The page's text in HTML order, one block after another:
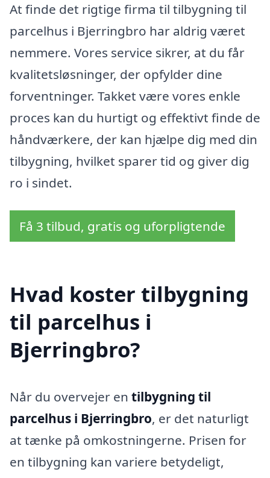
At finde det rigtige firma til tilbygning til
parcelhus i Bjerringbro har aldrig været
nemmere. Vores service sikrer, at du får
kvalitetsløsninger, der opfylder dine
forventninger. Takket være vores enkle
proces kan du hurtigt og effektivt finde de
håndværkere, der kan hjælpe dig med din
tilbygning, hvilket sparer tid og giver dig
ro i sindet.
Få 3 tilbud, gratis og uforpligtende
Hvad koster tilbygning
til parcelhus i
Bjerringbro?
Når du overvejer en tilbygning til
parcelhus i Bjerringbro, er det naturligt
at tænke på omkostningerne. Prisen for
en tilbygning kan variere betydeligt,